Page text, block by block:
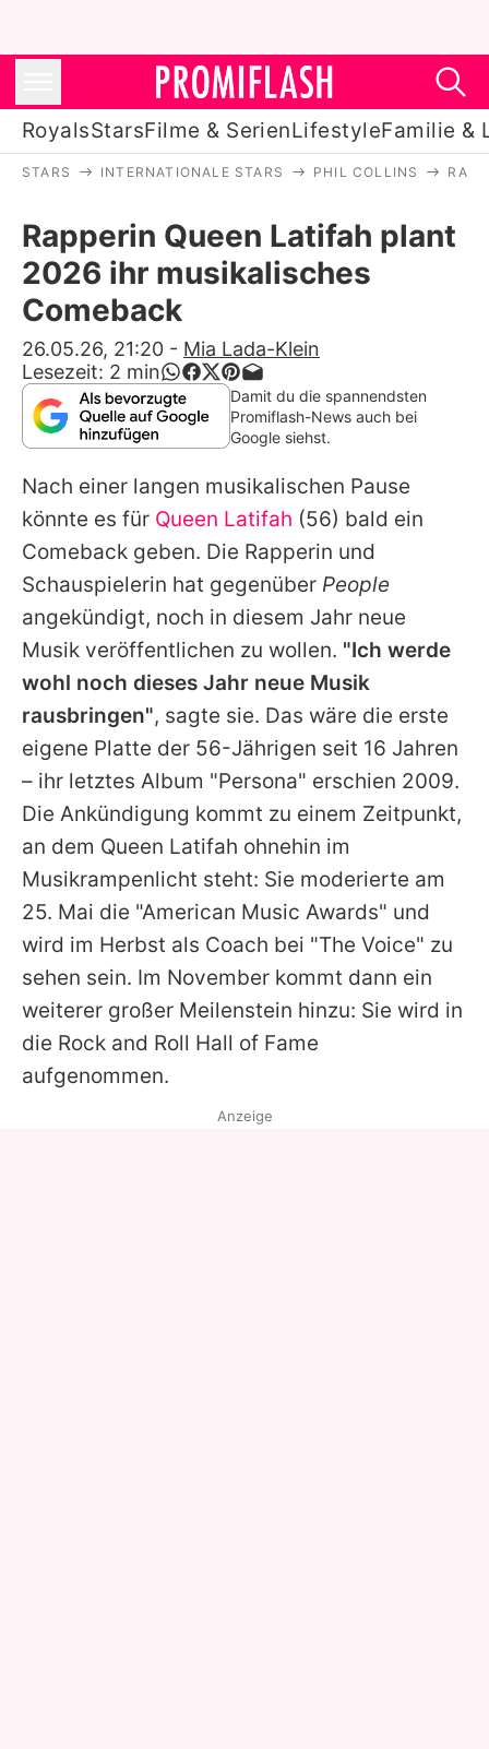
RoyalsStarsFilme & SerienLifestyleFamilie &
Stars
Filme & Serien
Lifestyle
Familie & Liebe
Promiflash Exklusiv
Alle Themen auf Promiflash
Jobs
App runterladen
Team
Redaktionelle Richtlinien
Impressum
Datenschutzerklärung
Nutzungsbedingungen
Utiq verwalten
STARS INTERNATIONALE STARS PHIL COLLINS
Rapperin Queen Latifah plant
2026 ihr musikalisches
Comeback
26.05.26, 21:20 - Mia Lada-Klein
Lesezeit: 2 min
Damit du die spannendsten
Promiflash-News auch bei
Google siehst.
Nach einer langen musikalischen Pause
könnte es für Queen Latifah (56) bald ein
Comeback geben. Die Rapperin und
Schauspielerin hat gegenüber People
angekündigt, noch in diesem Jahr neue
Musik veröffentlichen zu wollen. "Ich werde
wohl noch dieses Jahr neue Musik
rausbringen", sagte sie. Das wäre die erste
eigene Platte der 56-Jährigen seit 16 Jahren
– ihr letztes Album "Persona" erschien 2009.
Die Ankündigung kommt zu einem Zeitpunkt,
an dem Queen Latifah ohnehin im
Musikrampenlicht steht: Sie moderierte am
25. Mai die "American Music Awards" und
wird im Herbst als Coach bei "The Voice" zu
sehen sein. Im November kommt dann ein
weiterer großer Meilenstein hinzu: Sie wird in
die Rock and Roll Hall of Fame
aufgenommen.
Anzeige